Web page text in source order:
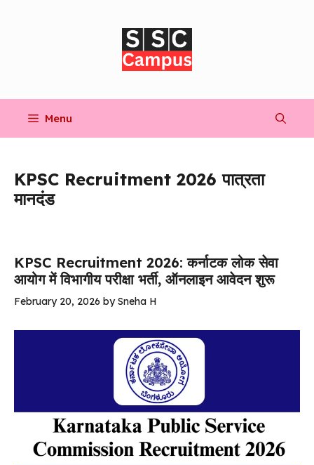
Menu
KPSC Recruitment 2026 पात्रता
मानदंड
KPSC Recruitment 2026: कर्नाटक लोक सेवा
आयोग में विभागीय परीक्षा भर्ती, ऑनलाइन आवेदन शुरू
February 20, 2026 bySneha H